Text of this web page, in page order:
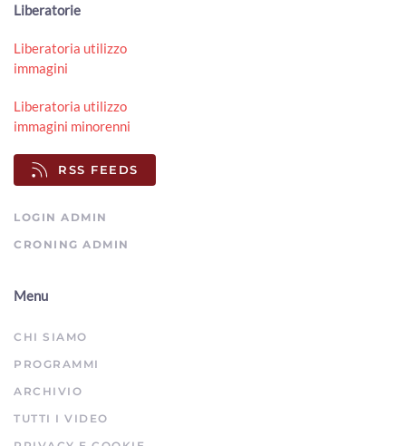
Liberatorie
Liberatoria utilizzo
immagini
Liberatoria utilizzo
immagini minorenni
RSS FEEDS
LOGIN ADMIN
CRONING ADMIN
Menu
CHI SIAMO
PROGRAMMI
ARCHIVIO
TUTTI I VIDEO